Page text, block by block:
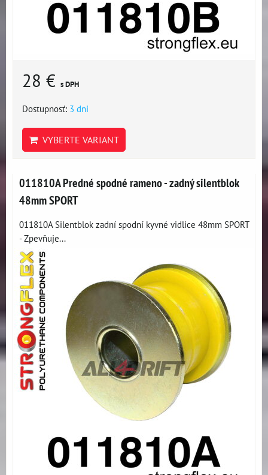
28 € s DPH
Dostupnosť: 3 dni
VYBERTE VARIANT
011810A Predné spodné rameno - zadný silentblok
48mm SPORT
011810A Silentblok zadní spodní kyvné vidlice 48mm SPORT
- Zpevňuje...